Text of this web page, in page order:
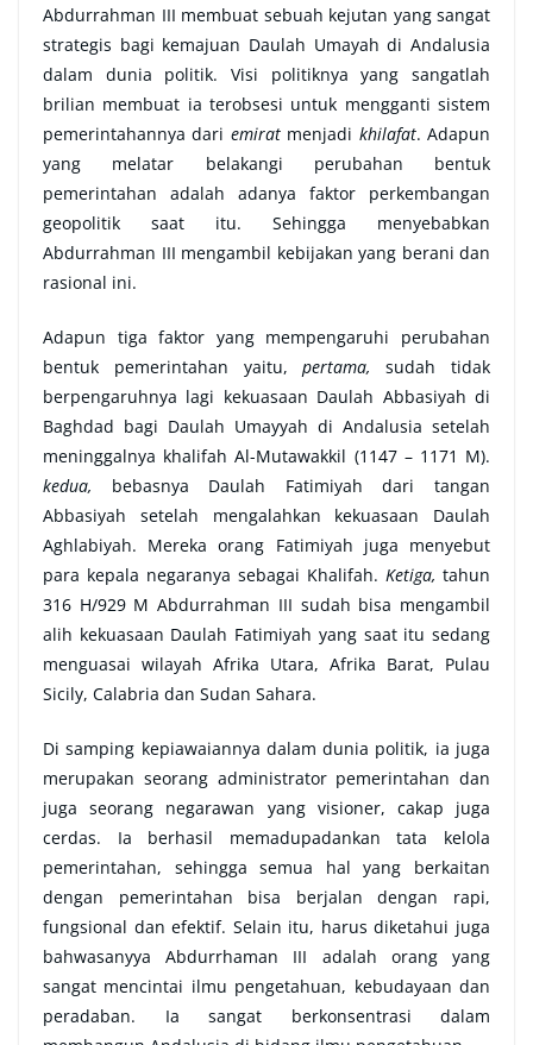
Abdurrahman III membuat sebuah kejutan yang sangat
strategis bagi kemajuan Daulah Umayah di Andalusia
dalam dunia politik. Visi politiknya yang sangatlah
brilian membuat ia terobsesi untuk mengganti sistem
pemerintahannya dari emirat menjadi khilafat. Adapun
yang melatar belakangi perubahan bentuk
pemerintahan adalah adanya faktor perkembangan
geopolitik saat itu. Sehingga menyebabkan
Abdurrahman III mengambil kebijakan yang berani dan
rasional ini.
Adapun tiga faktor yang mempengaruhi perubahan
bentuk pemerintahan yaitu,pertama, sudah tidak
berpengaruhnya lagi kekuasaan Daulah Abbasiyah di
Baghdad bagi Daulah Umayyah di Andalusia setelah
meninggalnya khalifah Al-Mutawakkil (1147 – 1171 M).
kedua, bebasnya Daulah Fatimiyah dari tangan
Abbasiyah setelah mengalahkan kekuasaan Daulah
Aghlabiyah. Mereka orang Fatimiyah juga menyebut
para kepala negaranya sebagai Khalifah. Ketiga, tahun
316 H/929 M Abdurrahman III sudah bisa mengambil
alih kekuasaan Daulah Fatimiyah yang saat itu sedang
menguasai wilayah Afrika Utara, Afrika Barat, Pulau
Sicily, Calabria dan Sudan Sahara.
Di samping kepiawaiannya dalam dunia politik, ia juga
merupakan seorang administrator pemerintahan dan
juga seorang negarawan yang visioner, cakap juga
cerdas. Ia berhasil memadupadankan tata kelola
pemerintahan, sehingga semua hal yang berkaitan
dengan pemerintahan bisa berjalan dengan rapi,
fungsional dan efektif. Selain itu, harus diketahui juga
bahwasanyya Abdurrhaman III adalah orang yang
sangat mencintai ilmu pengetahuan, kebudayaan dan
peradaban. Ia sangat berkonsentrasi dalam